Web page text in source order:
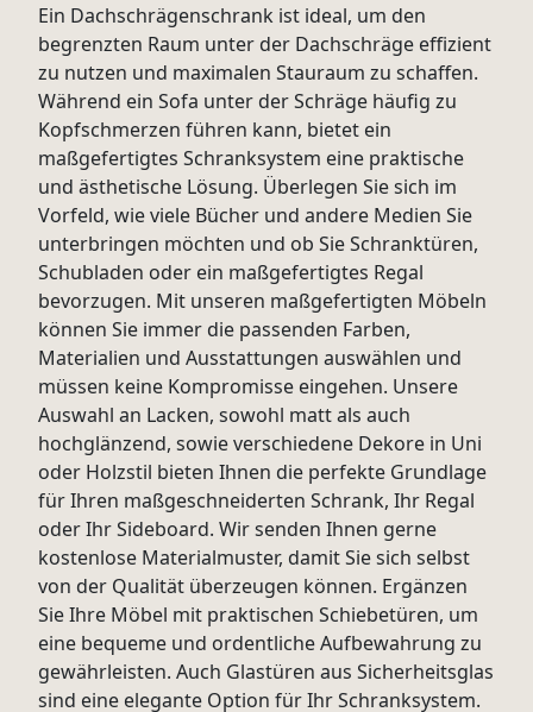
Ein Dachschrägenschrank ist ideal, um den
begrenzten Raum unter der Dachschräge effizient
zu nutzen und maximalen Stauraum zu schaffen.
Während ein Sofa unter der Schräge häufig zu
Kopfschmerzen führen kann, bietet ein
maßgefertigtes Schranksystem eine praktische
und ästhetische Lösung. Überlegen Sie sich im
Vorfeld, wie viele Bücher und andere Medien Sie
unterbringen möchten und ob Sie Schranktüren,
Schubladen oder ein maßgefertigtes Regal
bevorzugen. Mit unseren maßgefertigten Möbeln
können Sie immer die passenden Farben,
Materialien und Ausstattungen auswählen und
müssen keine Kompromisse eingehen. Unsere
Auswahl an Lacken, sowohl matt als auch
hochglänzend, sowie verschiedene Dekore in Uni
oder Holzstil bieten Ihnen die perfekte Grundlage
für Ihren maßgeschneiderten Schrank, Ihr Regal
oder Ihr Sideboard. Wir senden Ihnen gerne
kostenlose Materialmuster, damit Sie sich selbst
von der Qualität überzeugen können. Ergänzen
Sie Ihre Möbel mit praktischen Schiebetüren, um
eine bequeme und ordentliche Aufbewahrung zu
gewährleisten. Auch Glastüren aus Sicherheitsglas
sind eine elegante Option für Ihr Schranksystem.